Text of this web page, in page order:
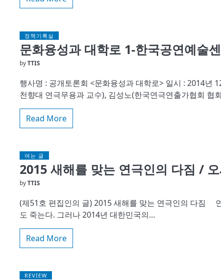
정책기록실
문화융성과 대학로 1-한국공연예술
by TTIS
행사명 : 공개토론회 <문화융성과 대학로> 일시 : 2014년
천향대 연극무용과 교수), 김성노(한국연극연출가협회 협
Read More
여는 글
2015 새해를 맞는 연극인의 다짐 /
by TTIS
(제51호 편집인의 글) 2015 새해를 맞는 연극인의 다짐
도 죽는다. 그러나 2014년 대한민국의…
Read More
REVIEW